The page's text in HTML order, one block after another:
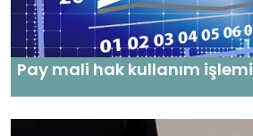
Pay mali hak kullanım işlemi